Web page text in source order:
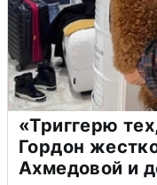
«Триггерю
Гордон
Ахмедовой и